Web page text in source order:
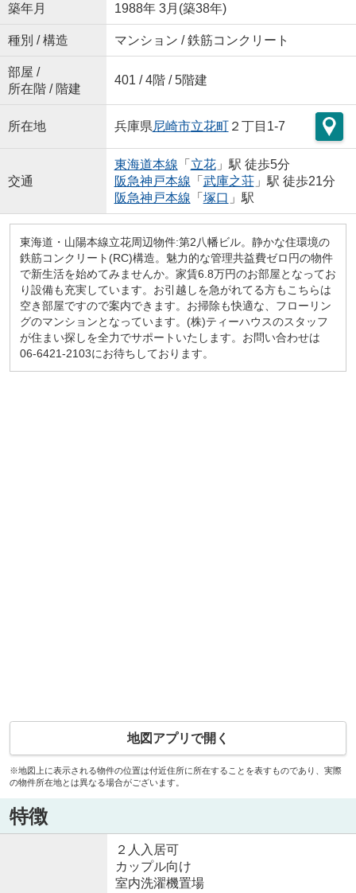
築年月 1988年 3月(築38年)
種別 / 構造 マンション / 鉄筋コンクリート
部屋 /
所在階 / 階建
401 / 4階 / 5階建
所在地 兵庫県尼崎市立花町２丁目1-7
交通
東海道本線 「 立花」駅 徒歩5分
阪急神戸本線 「 武庫之荘」駅 徒歩21分
阪急神戸本線 「 塚口 」駅
東海道・山陽本線立花周辺物件:第2八幡ビル。静かな住環境の
鉄筋コンクリート(RC)構造。魅力的な管理共益費ゼロ円の物件
で新生活を始めてみませんか。家賃6.8万円のお部屋となってお
り設備も充実しています。お引越しを急がれてる方もこちらは
空き部屋ですので案内できます。お掃除も快適な、フローリン
グのマンションとなっています。(株)ティーハウスのスタッフ
が住まい探しを全力でサポートいたします。お問い合わせは
06-6421-2103にお待ちしております。
地図アプリで開く
※地図上に表示される物件の位置は付近住所に所在することを表すものであり、実際
の物件所在地とは異なる場合がございます。
特徴
２人入居可
カップル向け
室内洗濯機置場